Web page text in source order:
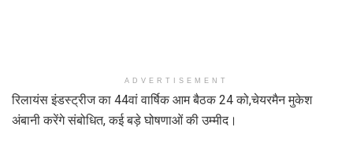
ADVERTISEMENT
रिलायंस इंडस्ट्रीज का 44वां वार्षिक आम बैठक 24 को,चेयरमैन मुकेश
अंबानी करेंगे संबोधित, कई बड़े घोषणाओं की उम्मीद।